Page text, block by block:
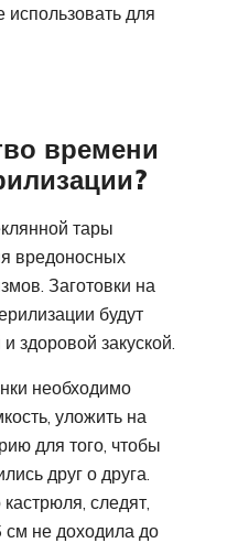
для
времени
тары
вредоносных
Заготовки на
будут
здоровой закуской.
необходимо
уложить на
для того, чтобы
друг о друга.
следят,
не доходила до